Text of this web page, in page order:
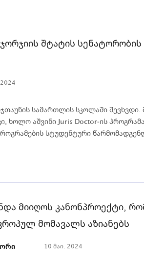
შტატის
სამართლის სკოლაში
ხოლო აშვინი Juris Doctor-ის
სტუდენტური
მიიღოს კანონპროექტი,
მომავალს აზიანებს
10 მაი. 2024